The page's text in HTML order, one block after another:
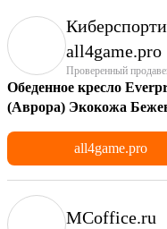
аll4game.pro
Проверенный
Обеденное кресло
(Аврора) Экокожа
all4game.pro
MCoffice.ru